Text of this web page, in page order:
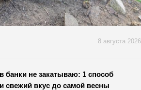
8 августа 2026
банки не закатываю: 1 способ
свежий вкус до самой весны